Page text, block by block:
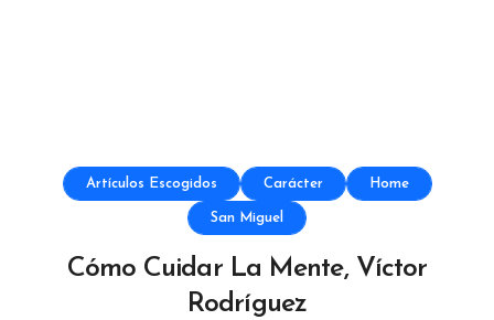
Artículos Escogidos Carácter Home
San Miguel
Cómo Cuidar La Mente, Víctor
Rodríguez